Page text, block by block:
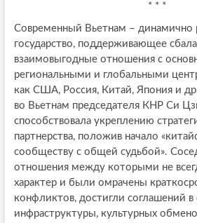
* * *
Современный Вьетнам – динамично
государство, поддерживающее
взаимовыгодные отношения с
региональными и глобальными
как США, Россия, Китай, Япония и
во Вьетнам председателя КНР Си
способствовала укреплению
партнерства, положив начало
сообществу с общей судьбой».
отношения между которыми не
характер и были омрачены
конфликтов, достигли соглашений в
инфраструктуры, культурных